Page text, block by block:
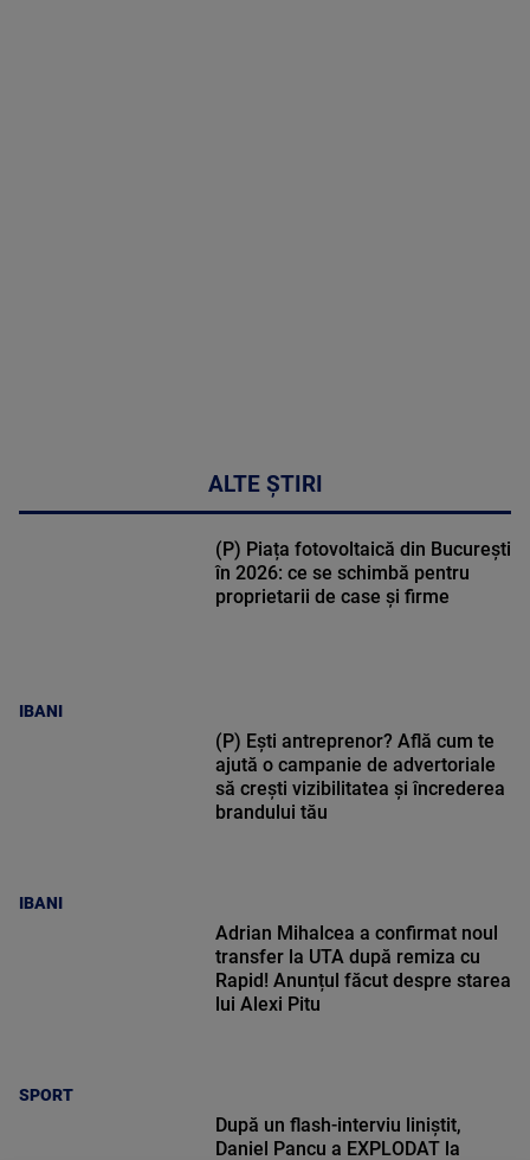
ALTE ȘTIRI
IBANI
(P) Piața fotovoltaică din București
în 2026: ce se schimbă pentru
proprietarii de case și firme
IBANI
(P) Ești antreprenor? Află cum te
ajută o campanie de advertoriale
să crești vizibilitatea și încrederea
brandului tău
SPORT
Adrian Mihalcea a confirmat noul
transfer la UTA după remiza cu
Rapid! Anunțul făcut despre starea
lui Alexi Pitu
După un flash-interviu liniștit,
Daniel Pancu a EXPLODAT la